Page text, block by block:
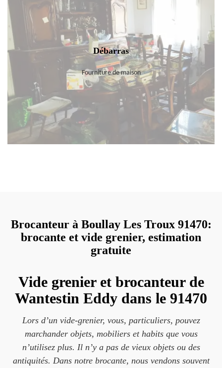
Débarras
Fourniture de maison
Brocanteur à Boullay Les Troux 91470:
brocante et vide grenier, estimation
gratuite
Vide grenier et brocanteur de
Wantestin Eddy dans le 91470
Lors d’un vide-grenier, vous, particuliers, pouvez
marchander objets, mobiliers et habits que vous
n’utilisez plus. Il n’y a pas de vieux objets ou des
antiquités. Dans notre brocante, nous vendons souvent